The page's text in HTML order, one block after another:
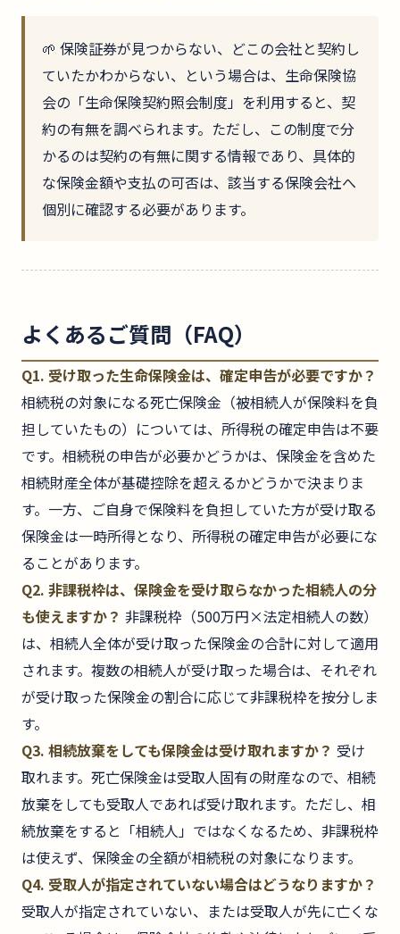
🌱 保険証券が見つからない、どこの会社と契約し
ていたかわからない、という場合は、生命保険協
会の「生命保険契約照会制度」を利用すると、契
約の有無を調べられます。ただし、この制度で分
かるのは契約の有無に関する情報であり、具体的
な保険金額や支払の可否は、該当する保険会社へ
個別に確認する必要があります。
よくあるご質問（FAQ）
Q1. 受け取った生命保険金は、確定申告が必要ですか？
相続税の対象になる死亡保険金（被相続人が保険料を負
担していたもの）については、所得税の確定申告は不要
です。相続税の申告が必要かどうかは、保険金を含めた
相続財産全体が基礎控除を超えるかどうかで決まりま
す。一方、ご自身で保険料を負担していた方が受け取る
保険金は一時所得となり、所得税の確定申告が必要にな
ることがあります。
Q2. 非課税枠は、保険金を受け取らなかった相続人の分
も使えますか？ 非課税枠（500万円×法定相続人の数）
は、相続人全体が受け取った保険金の合計に対して適用
されます。複数の相続人が受け取った場合は、それぞれ
が受け取った保険金の割合に応じて非課税枠を按分しま
す。
Q3. 相続放棄をしても保険金は受け取れますか？ 受け
取れます。死亡保険金は受取人固有の財産なので、相続
放棄をしても受取人であれば受け取れます。ただし、相
続放棄をすると「相続人」ではなくなるため、非課税枠
は使えず、保険金の全額が相続税の対象になります。
Q4. 受取人が指定されていない場合はどうなりますか？
受取人が指定されていない、または受取人が先に亡くな